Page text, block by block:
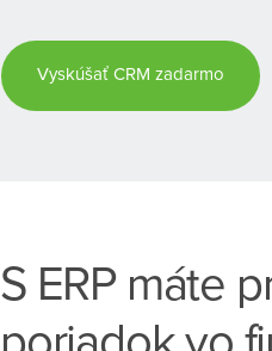
Vyskúšať CRM zadarmo
S ERP máte